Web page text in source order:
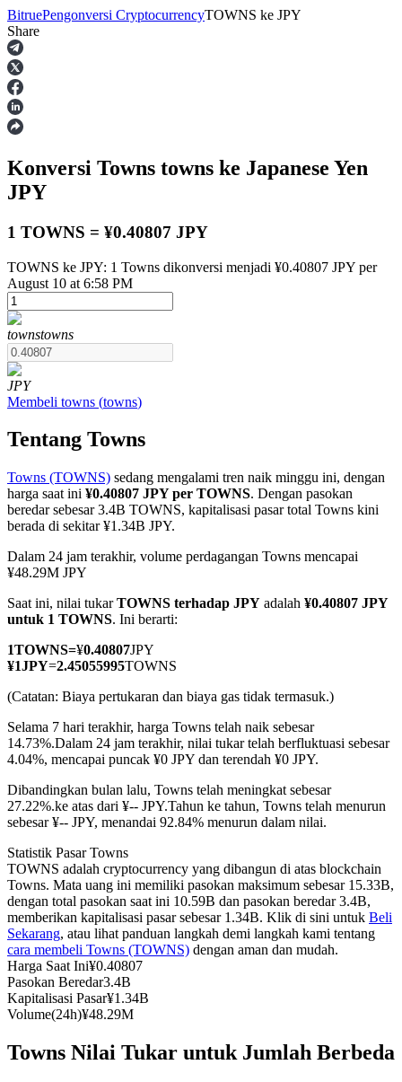
Berjangka
USDT Berjangka
COIN-M Berjangka
Mata Uang Kripto Berjangka
TradFi
Derivatif saham, forex, logam mulia, dan komoditas
USDC Berjangka
Kontrak berjangka menggunakan USDC sebagai jaminannya
Copy Trading
BitruePengonversi CryptocurrencyTOWNS ke JPY
Share
Konversi Towns towns ke Japanese Yen
JPY
1 TOWNS = ¥0.40807 JPY
TOWNS ke JPY: 1 Towns dikonversi menjadi ¥0.40807 JPY per
August 10 at 6:58 PM
townstowns
JPY
Membeli towns (towns)
Tentang Towns
Towns (TOWNS) sedang mengalami tren naik minggu ini, dengan
harga saat ini ¥0.40807 JPY per TOWNS. Dengan pasokan
beredar sebesar 3.4B TOWNS, kapitalisasi pasar total Towns kini
berada di sekitar ¥1.34B JPY.
Dalam 24 jam terakhir, volume perdagangan Towns mencapai
¥48.29M JPY
Saat ini, nilai tukarTOWNS terhadap JPY adalah ¥0.40807 JPY
untuk 1 TOWNS. Ini berarti:
1TOWNS=¥0.40807JPY
¥1JPY=2.45055995TOWNS
(Catatan: Biaya pertukaran dan biaya gas tidak termasuk.)
Selama 7 hari terakhir, harga Towns telah naik sebesar
14.73%.Dalam 24 jam terakhir, nilai tukar telah berfluktuasi sebesar
4.04%, mencapai puncak ¥0 JPY dan terendah ¥0 JPY.
Dibandingkan bulan lalu, Towns telah meningkat sebesar
27.22%.ke atas dari ¥-- JPY.Tahun ke tahun, Towns telah menurun
sebesar ¥-- JPY, menandai 92.84% menurun dalam nilai.
Statistik Pasar Towns
TOWNS adalah cryptocurrency yang dibangun di atas blockchain
Towns. Mata uang ini memiliki pasokan maksimum sebesar 15.33B,
dengan total pasokan saat ini 10.59B dan pasokan beredar 3.4B,
memberikan kapitalisasi pasar sebesar 1.34B. Klik di sini untuk Beli
Sekarang, atau lihat panduan langkah demi langkah kami tentang
cara membeli Towns (TOWNS) dengan aman dan mudah.
Harga Saat Ini¥0.40807
Pasokan Beredar3.4B
Kapitalisasi Pasar¥1.34B
Volume(24h)¥48.29M
Towns Nilai Tukar untuk Jumlah Berbeda